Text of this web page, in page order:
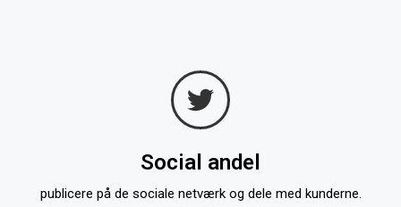
Social andel
publicere på de sociale netværk og dele med kunderne.